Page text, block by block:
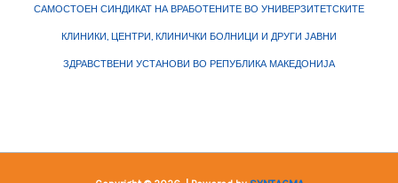
САМОСТОЕН СИНДИКАТ НА ВРАБОТЕНИТЕ ВО УНИВЕРЗИТЕТСКИТЕ
КЛИНИКИ, ЦЕНТРИ, КЛИНИЧКИ БОЛНИЦИ И ДРУГИ ЈАВНИ
ЗДРАВСТВЕНИ УСТАНОВИ ВО РЕПУБЛИКА МАКЕДОНИЈА